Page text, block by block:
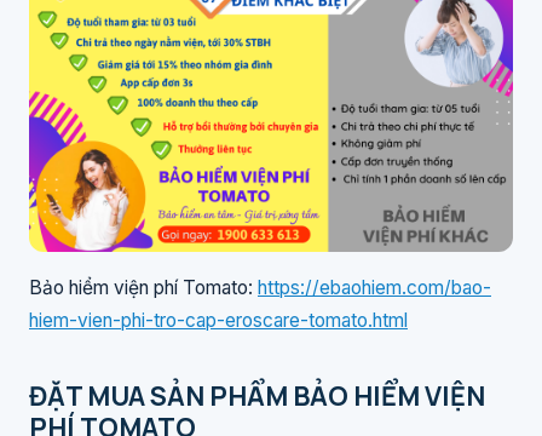
Bảo hiểm viện phí Tomato: https://ebaohiem.com/bao-
hiem-vien-phi-tro-cap-eroscare-tomato.html
ĐẶT MUA SẢN PHẨM BẢO HIỂM VIỆN
PHÍ TOMATO